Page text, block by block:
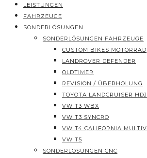
LEISTUNGEN
FAHRZEUGE
SONDERLÖSUNGEN
SONDERLÖSUNGEN FAHRZEUGE
CUSTOM BIKES MOTORRAD
LANDROVER DEFENDER
OLDTIMER
REVISION / ÜBERHOLUNG
TOYOTA LANDCRUISER
VW T3 WBX
VW T3 SYNCRO
VW T4 CALIFORNIA
VW T5
SONDERLÖSUNGEN CNC